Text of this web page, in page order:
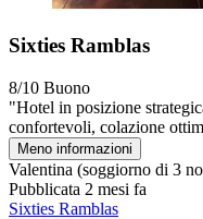
Sixties Ramblas
8/10 Buono
"Hotel in posizione
confortevoli, colazione
Meno informazioni
Valentina (soggiorno di 3
Pubblicata 2 mesi fa
Sixties Ramblas